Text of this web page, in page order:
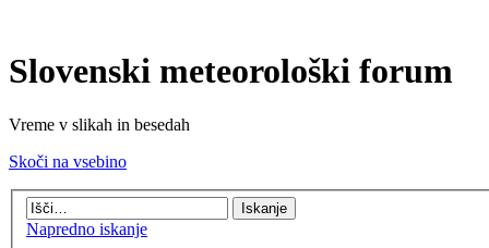
Slovenski meteorološki forum
Vreme v slikah in besedah
Skoči na vsebino
Napredno iskanje